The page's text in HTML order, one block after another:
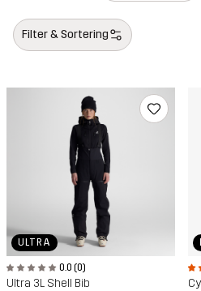
Filter & Sortering
ULTRA
0.0 (0)
Ultra 3L Shell Bib